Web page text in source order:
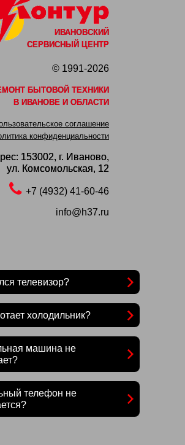
ИВАНОВСКИЙ
СЕРВИСНЫЙ ЦЕНТР
© 1991-2026
БЫТОВОЙ ТЕХНИКИ
В ИВАНОВЕ И ОБЛАСТИ
соглашение
конфиденциальности
153002, г. Иваново,
ул. Комсомольская, 12
+7 (4932) 41-60-46
info@h37.ru
телевизор?
холодильник?
машина не
телефон не